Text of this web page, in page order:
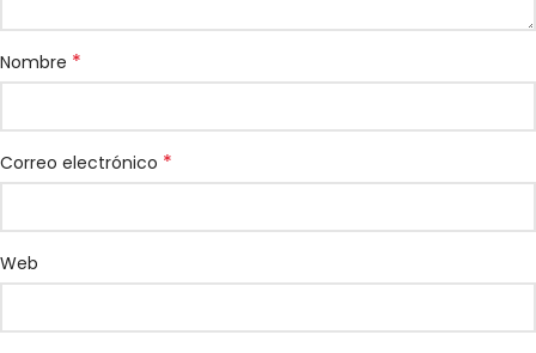
Nombre *
Correo electrónico *
Web